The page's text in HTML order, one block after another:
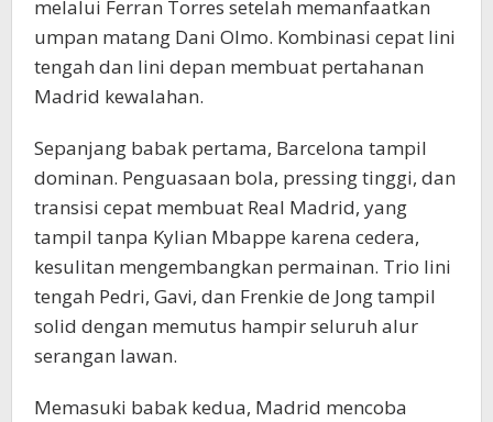
melalui Ferran Torres setelah memanfaatkan
umpan matang Dani Olmo. Kombinasi cepat lini
tengah dan lini depan membuat pertahanan
Madrid kewalahan.
Sepanjang babak pertama, Barcelona tampil
dominan. Penguasaan bola, pressing tinggi, dan
transisi cepat membuat Real Madrid, yang
tampil tanpa Kylian Mbappe karena cedera,
kesulitan mengembangkan permainan. Trio lini
tengah Pedri, Gavi, dan Frenkie de Jong tampil
solid dengan memutus hampir seluruh alur
serangan lawan.
Memasuki babak kedua, Madrid mencoba